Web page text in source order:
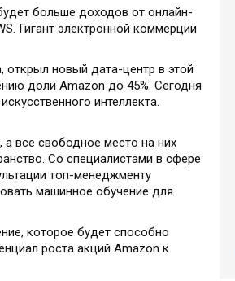
больше доходов от онлайн-
Гигант электронной коммерции
открыл новый дата-центр в этой
доли Amazon до 45%. Сегодня
интеллекта.
а все свободное место на них
Со специалистами в сфере
топ-менеджменту
машинное обучение для
которое будет способно
роста акций Amazon к